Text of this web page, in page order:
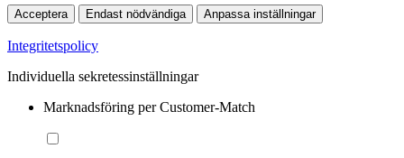
Acceptera Endast nödvändiga Anpassa inställningar
Integritetspolicy
Individuella sekretessinställningar
Marknadsföring per Customer-Match